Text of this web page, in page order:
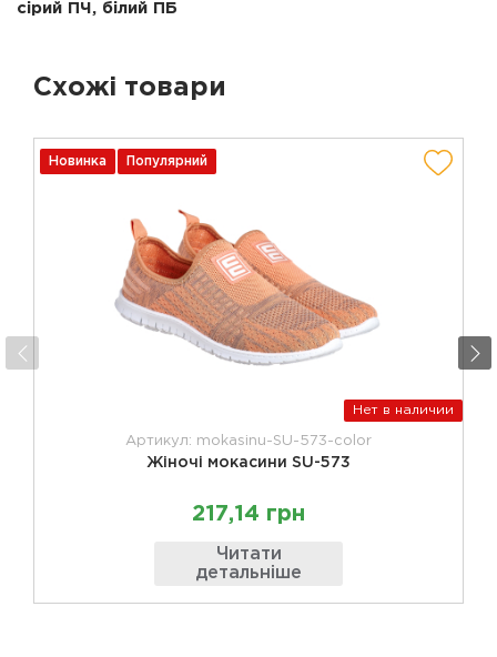
сірий ПЧ, білий ПБ
Схожі товари
Новинка Популярний
Нет в наличии
Артикул: mokasinu-SU-573-color
Жіночі мокасини SU-573
217,14 грн
Читати
детальніше